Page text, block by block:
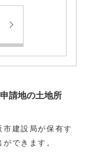
請地の土地所
建設局が保有す
できます。